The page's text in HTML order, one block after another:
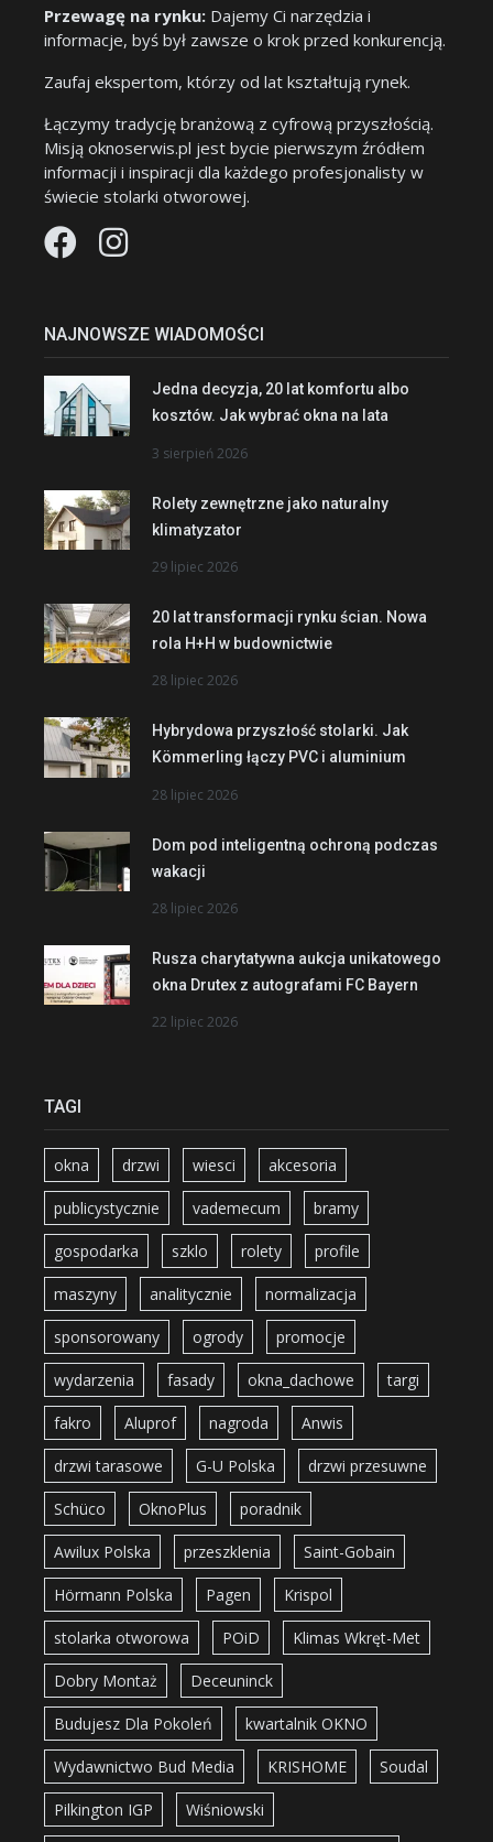
Przewagę na rynku: Dajemy Ci narzędzia i
informacje, byś był zawsze o krok przed konkurencją.
Zaufaj ekspertom, którzy od lat kształtują rynek.
Łączymy tradycję branżową z cyfrową przyszłością.
Misją oknoserwis.pl jest bycie pierwszym źródłem
informacji i inspiracji dla każdego profesjonalisty w
świecie stolarki otworowej.
NAJNOWSZE WIADOMOŚCI
Jedna decyzja, 20 lat komfortu albo
kosztów. Jak wybrać okna na lata
3 sierpień 2026
Rolety zewnętrzne jako naturalny
klimatyzator
29 lipiec 2026
20 lat transformacji rynku ścian. Nowa
rola H+H w budownictwie
28 lipiec 2026
Hybrydowa przyszłość stolarki. Jak
Kömmerling łączy PVC i aluminium
28 lipiec 2026
Dom pod inteligentną ochroną podczas
wakacji
28 lipiec 2026
Rusza charytatywna aukcja unikatowego
okna Drutex z autografami FC Bayern
22 lipiec 2026
TAGI
okna drzwi wiesci akcesoria
publicystycznie vademecum bramy
gospodarka szklo rolety profile
maszyny analitycznie normalizacja
sponsorowany ogrody promocje
wydarzenia fasady okna_dachowe targi
fakro Aluprof nagroda Anwis
drzwi tarasowe G-U Polska drzwi przesuwne
Schüco OknoPlus poradnik
Awilux Polska przeszklenia Saint-Gobain
Hörmann Polska Pagen Krispol
stolarka otworowa POiD Klimas Wkręt-Met
Dobry Montaż Deceuninck
Budujesz Dla Pokoleń kwartalnik OKNO
Wydawnictwo Bud Media KRISHOME Soudal
Pilkington IGP Wiśniowski